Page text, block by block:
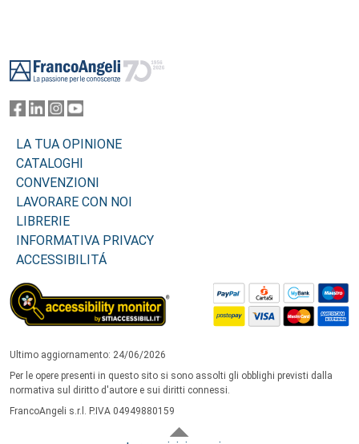
LA TUA OPINIONE
CATALOGHI
CONVENZIONI
LAVORARE CON NOI
LIBRERIE
INFORMATIVA PRIVACY
ACCESSIBILITÁ
Ultimo aggiornamento: 24/06/2026
Per le opere presenti in questo sito si sono assolti gli obblighi previsti dalla
normativa sul diritto d'autore e sui diritti connessi.
FrancoAngeli s.r.l. P.IVA 04949880159